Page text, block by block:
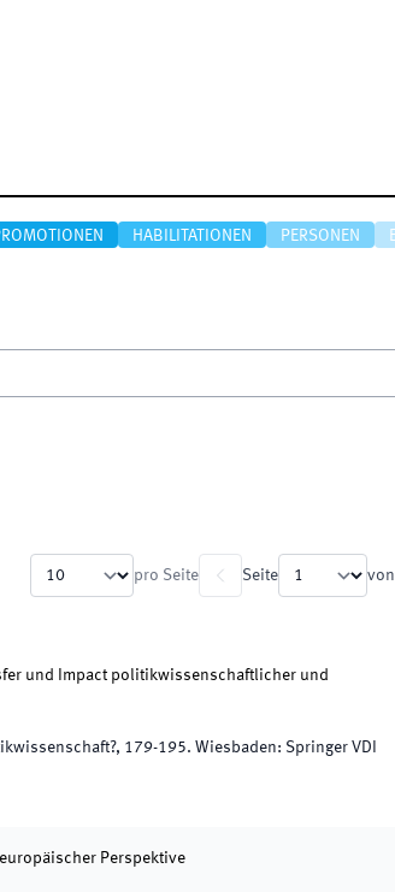
HABILITATIONEN PERSONEN
pro Seite Seite von
und Impact politikwissenschaftlicher und
, 179-195. Wiesbaden: Springer VDI
Perspektive